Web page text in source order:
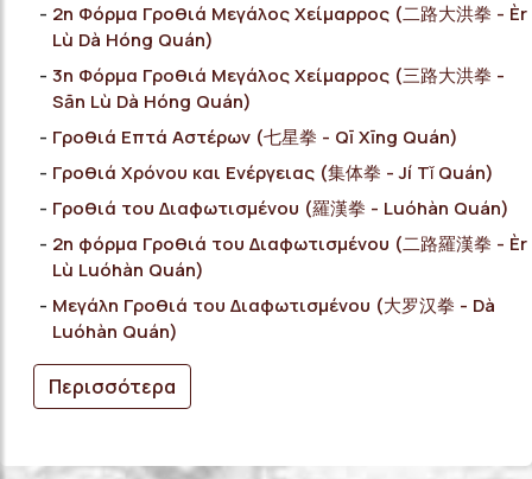
2η Φόρμα Γροθιά Μεγάλος Χείμαρρος (二路大洪拳 - Èr
Lù Dà Hóng Quán)
3η Φόρμα Γροθιά Μεγάλος Χείμαρρος (三路大洪拳 -
Sān Lù Dà Hóng Quán)
Γροθιά Επτά Αστέρων (七星拳 - Qī Xīng Quán)
Γροθιά Χρόνου και Ενέργειας (集体拳 - Jí Tǐ Quán)
Γροθιά του Διαφωτισμένου (羅漢拳 - Luóhàn Quán)
2η φόρμα Γροθιά του Διαφωτισμένου (二路羅漢拳 - Èr
Lù Luóhàn Quán)
Μεγάλη Γροθιά του Διαφωτισμένου (大罗汉拳 - Dà
Luóhàn Quán)
Περισσότερα